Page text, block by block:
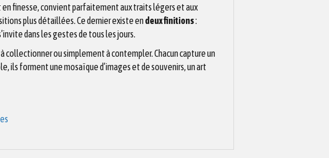
finesse, convient parfaitement aux traits légers et aux
plus détaillées. Ce dernier existe endeux finitions:
dans les gestes de tous les jours.
à collectionner ou simplement à contempler. Chacun capture un
ils forment une mosaïque d’images et de souvenirs, un art